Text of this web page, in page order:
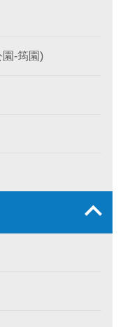
-筠園)